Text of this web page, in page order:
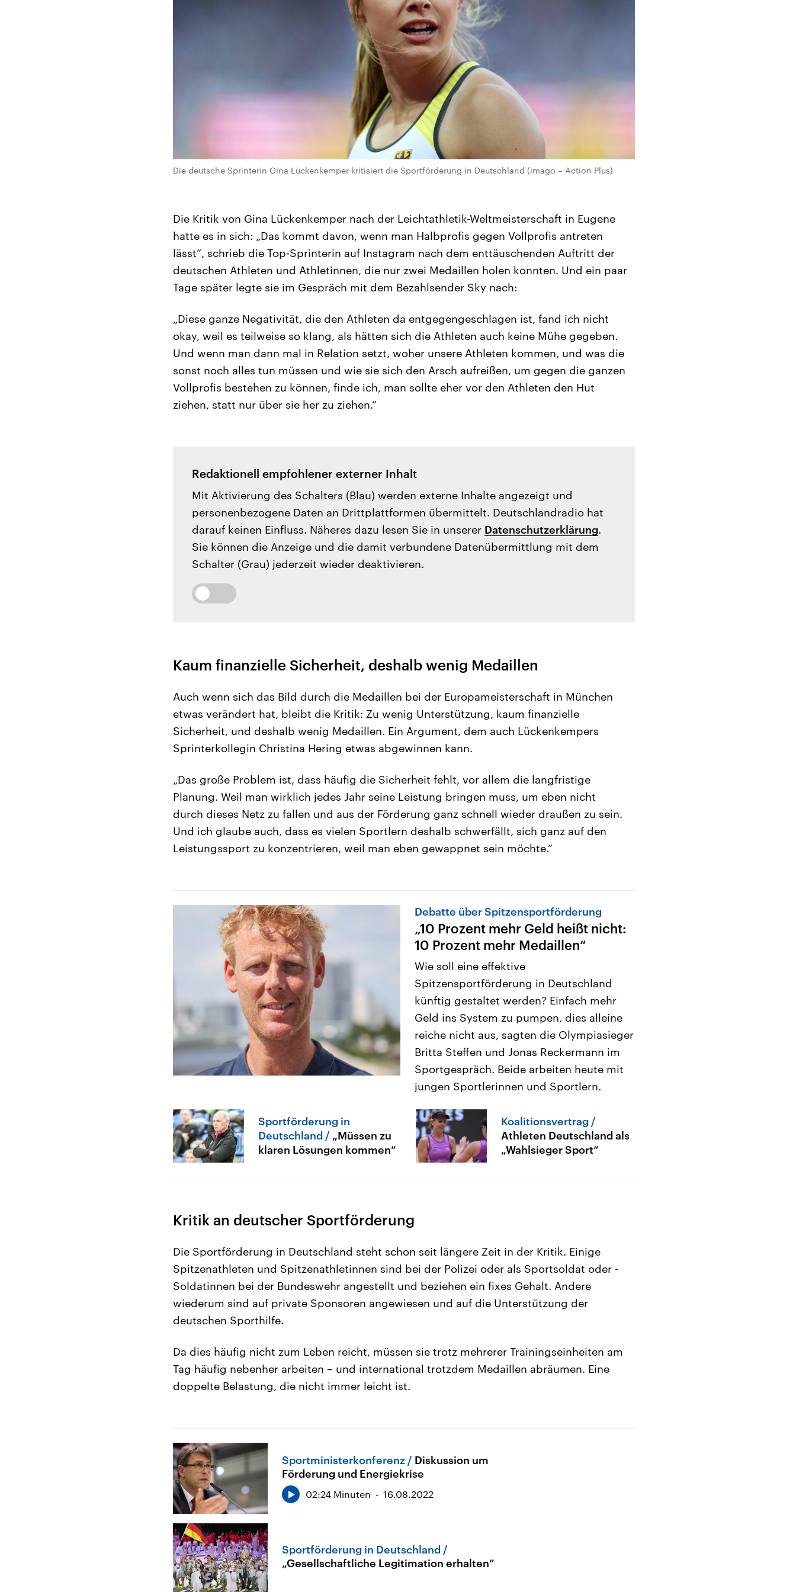
Die deutsche Sprinterin Gina Lückenkemper kritisiert die Sportförderung in Deutschland (imago – Action Plus)
Die Kritik von Gina Lückenkemper nach der Leichtathletik-Weltmeisterschaft in Eugene
hatte es in sich: „Das kommt davon, wenn man Halbprofis gegen Vollprofis antreten
lässt“, schrieb die Top-Sprinterin auf Instagram nach dem enttäuschenden Auftritt der
deutschen Athleten und Athletinnen, die nur zwei Medaillen holen konnten. Und ein paar
Tage später legte sie im Gespräch mit dem Bezahlsender Sky nach:
„Diese ganze Negativität, die den Athleten da entgegengeschlagen ist, fand ich nicht
okay, weil es teilweise so klang, als hätten sich die Athleten auch keine Mühe gegeben.
Und wenn man dann mal in Relation setzt, woher unsere Athleten kommen, und was die
sonst noch alles tun müssen und wie sie sich den Arsch aufreißen, um gegen die ganzen
Vollprofis bestehen zu können, finde ich, man sollte eher vor den Athleten den Hut
ziehen, statt nur über sie her zu ziehen.“
Redaktionell empfohlener externer Inhalt
Mit Aktivierung des Schalters (Blau) werden externe Inhalte angezeigt und
personenbezogene Daten an Drittplattformen übermittelt. Deutschlandradio hat
darauf keinen Einfluss. Näheres dazu lesen Sie in unserer Datenschutzerklärung.
Sie können die Anzeige und die damit verbundene Datenübermittlung mit dem
Schalter (Grau) jederzeit wieder deaktivieren.
Kaum finanzielle Sicherheit, deshalb wenig Medaillen
Auch wenn sich das Bild durch die Medaillen bei der Europameisterschaft in München
etwas verändert hat, bleibt die Kritik: Zu wenig Unterstützung, kaum finanzielle
Sicherheit, und deshalb wenig Medaillen. Ein Argument, dem auch Lückenkempers
Sprinterkollegin Christina Hering etwas abgewinnen kann.
„Das große Problem ist, dass häufig die Sicherheit fehlt, vor allem die langfristige
Planung. Weil man wirklich jedes Jahr seine Leistung bringen muss, um eben nicht
durch dieses Netz zu fallen und aus der Förderung ganz schnell wieder draußen zu sein.
Und ich glaube auch, dass es vielen Sportlern deshalb schwerfällt, sich ganz auf den
Leistungssport zu konzentrieren, weil man eben gewappnet sein möchte.“
Debatte über Spitzensportförderung
„10 Prozent mehr Geld heißt nicht:
10 Prozent mehr Medaillen“
Wie soll eine effektive
Spitzensportförderung in Deutschland
künftig gestaltet werden? Einfach mehr
Geld ins System zu pumpen, dies alleine
reiche nicht aus, sagten die Olympiasieger
Britta Steffen und Jonas Reckermann im
Sportgespräch. Beide arbeiten heute mit
jungen Sportlerinnen und Sportlern.
Sportförderung in
Deutschland
„Müssen zu
klaren Lösungen kommen“
Koalitionsvertrag
Athleten Deutschland als
„Wahlsieger Sport“
Kritik an deutscher Sportförderung
Die Sportförderung in Deutschland steht schon seit längere Zeit in der Kritik. Einige
Spitzenathleten und Spitzenathletinnen sind bei der Polizei oder als Sportsoldat oder -
Soldatinnen bei der Bundeswehr angestellt und beziehen ein fixes Gehalt. Andere
wiederum sind auf private Sponsoren angewiesen und auf die Unterstützung der
deutschen Sporthilfe.
Da dies häufig nicht zum Leben reicht, müssen sie trotz mehrerer Trainingseinheiten am
Tag häufig nebenher arbeiten – und international trotzdem Medaillen abräumen. Eine
doppelte Belastung, die nicht immer leicht ist.
Sportministerkonferenz
Diskussion um
Förderung und Energiekrise
02:24 Minuten 16.08.2022
Sportförderung in Deutschland
„Gesellschaftliche Legitimation erhalten“